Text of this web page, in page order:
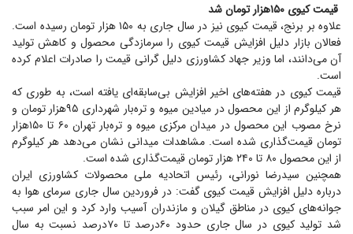
قیمت کیوی ۱۵۰هزار تومان شد
علاوه بر برنج، قیمت کیوی نیز در سال جاری به ۱۵۰ هزار تومان رسیده است.
فعالان بازار دلیل افزایش قیمت کیوی را سرمازدگی محصول و کاهش تولید
آن می‌دانند، اما وزیر جهاد کشاورزی دلیل گرانی قیمت را صادرات اعلام کرده
است.
قیمت کیوی در هفته‌های اخیر افزایش بی‌سابقه‌ای یافته است، به طوری که
هر کیلوگرم از این محصول در میادین میوه و تره‌بار شهرداری ۹۵هزار تومان و
نرخ مصوب این محصول در میدان مرکزی میوه و تره‌بار تهران ۶۰ تا ۱۵۰هزار
تومان قیمت‌گذاری شده است. مشاهدات میدانی نشان می‌دهد هر کیلوگرم
از این محصول ۸۰ تا ۲۴۰ هزار تومان قیمت‌گذاری شده است.
همچنین سیدرضا نورانی، رئیس اتحادیه ملی محصولات کشاورزی ایران
درباره دلیل افزایش قیمت کیوی گفت: در فروردین سال جاری سرمای هوا به
جوانه‌های کیوی در مناطق گیلان و مازندران آسیب وارد کرد و این امر سبب
شد تولید کیوی در سال جاری حدود ۶۰‌درصد تا ۷۰‌درصد نسبت به سال